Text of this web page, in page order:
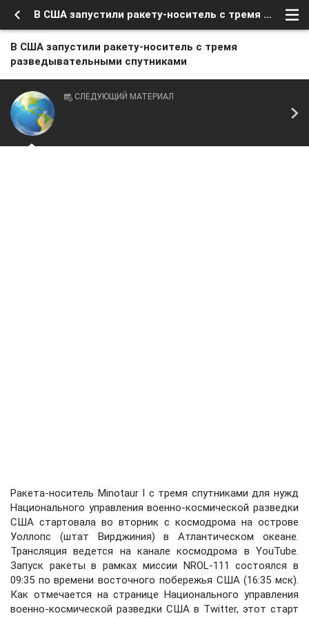
В США запустили ракету-носитель с тремя разведывательными спутниками
В США запустили ракету-носитель с тремя
разведывательными спутниками
СЛЕДУЮЩИЙ МАТЕРИАЛ
Ракета-носитель Minotaur I с тремя спутниками для нужд
Национального управления военно-космической разведки
США стартовала во вторник с космодрома на острове
Уоллопс (штат Вирджиния) в Атлантическом океане.
Трансляция ведется на канале космодрома в YouTube.
Запуск ракеты в рамках миссии NROL-111 состоялся в
09:35 по времени восточного побережья США (16:35 мск).
Как отмечается на странице Национального управления
военно-космической разведки США в Twitter, этот старт